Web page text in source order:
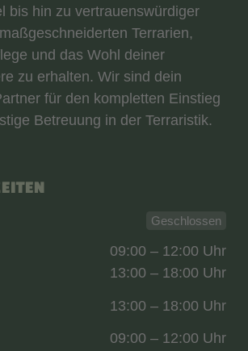
bis hin zu vertrauenswürdiger
Terrarien,
und das Wohl deiner
zu erhalten. Wir sind dein
für den kompletten Einstieg
Betreuung in der Terraristik.
Geschlossen
09:00 – 12:00 Uhr
13:00 – 18:00 Uhr
13:00 – 18:00 Uhr
09:00 – 12:00 Uhr